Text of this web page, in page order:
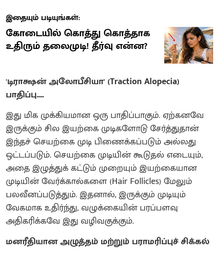
இதையும் படியுங்கள்:
கோடையில் கொத்து கொத்தாக
உதிரும் தலைமுடி! தீர்வு என்ன?
'டிராக்ஷன் அலோபீசியா' (Traction Alopecia)
பாதிப்பு.....
​இது மிக முக்கியமான ஒரு பாதிப்பாகும். ஏற்கனவே
இருக்கும் சில இயற்கை முடிகளோடு சேர்த்துதான்
இந்தச் செயற்கை முடி பிணைக்கப்படும் அல்லது
ஒட்டப்படும். செயற்கை முடியின் கூடுதல் எடையும்,
அதை இழுத்துக் கட்டும் முறையும் இயற்கையான
முடியின் வேர்க்கால்களை (Hair Follicles) மேலும்
பலவீனப்படுத்தும். இதனால், இருக்கும் முடியும்
வேகமாக உதிர்ந்து, வழுக்கையின் பரப்பளவு
அதிகரிக்கவே இது வழிவகுக்கும்.
மனரீதியான அழுத்தம் மற்றும் பராமரிப்புச் சிக்கல்